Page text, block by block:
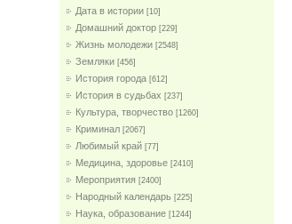
Дата в истории [10]
Домашний доктор [229]
Жизнь молодежи [2548]
Земляки [456]
История города [612]
История в судьбах [237]
Культура, творчество [1260]
Криминал [2067]
Любимый край [77]
Медицина, здоровье [2410]
Мероприятия [2400]
Народный календарь [225]
Наука, образование [1244]